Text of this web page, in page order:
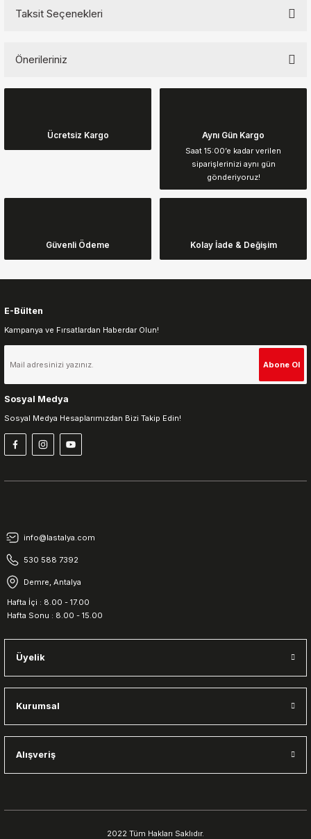
Taksit Seçenekleri
Önerileriniz
Görüş ve önerileriniz için teşekkür ederiz.
Ürün resmi kalitesiz, bozuk veya görüntülenemiyor.
Ürün açıklamasında eksik bilgiler bulunuyor.
Gönder
Ücretsiz Kargo Aynı Gün Kargo
Saat 15:00’e kadar verilen
siparişlerinizi aynı gün
gönderiyoruz!
Güvenli Ödeme Kolay İade & Değişim
E-Bülten
Kampanya ve Fırsatlardan Haberdar Olun!
Abone Ol
Sosyal Medya
Sosyal Medya Hesaplarımızdan Bizi Takip Edin!
info@lastalya.com
530 588 7392
Demre, Antalya
Hafta İçi : 8.00 - 17.00
Hafta Sonu : 8.00 - 15.00
Üyelik
Kurumsal
Alışveriş
2022 Tüm Hakları Saklıdır.